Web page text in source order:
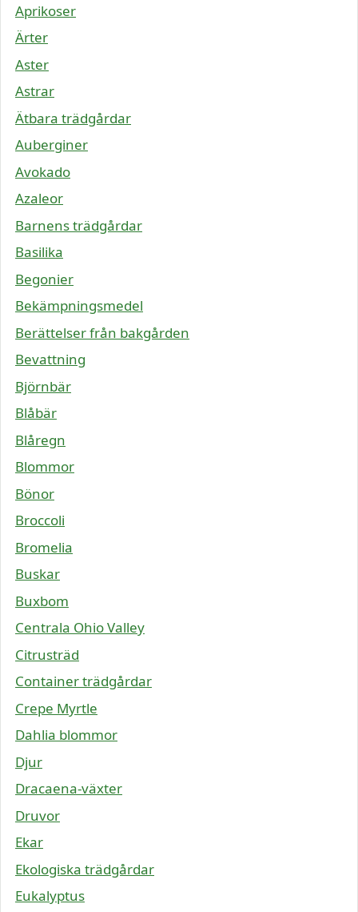
Aprikoser
Ärter
Aster
Astrar
Ätbara trädgårdar
Auberginer
Avokado
Azaleor
Barnens trädgårdar
Basilika
Begonier
Bekämpningsmedel
Berättelser från bakgården
Bevattning
Björnbär
Blåbär
Blåregn
Blommor
Bönor
Broccoli
Bromelia
Buskar
Buxbom
Centrala Ohio Valley
Citrusträd
Container trädgårdar
Crepe Myrtle
Dahlia blommor
Djur
Dracaena-växter
Druvor
Ekar
Ekologiska trädgårdar
Eukalyptus